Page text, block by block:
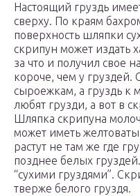
Настоящий груздь
сверху. По краям
поверхность шляпки
скрипун может издать
за что и получил свое
короче, чем у груздей.
сыроежкам, а груздь к
любят грузди, а вот в
Шляпка скрипуна
может иметь
растут не там же где
позднее белых
“сухими груздями”.
тверже белого груздя.